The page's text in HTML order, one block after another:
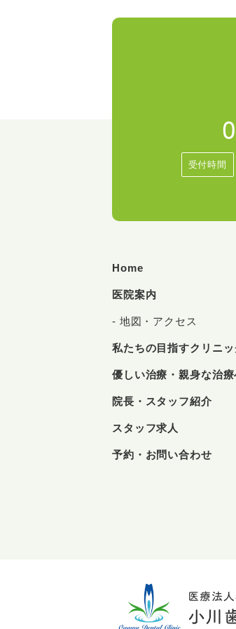
受付時間
Home
医院案内
地図・アクセス
私たちの目指すクリニッ
優しい治療・親身な治
院長・スタッフ紹介
スタッフ求人
予約・お問い合わせ